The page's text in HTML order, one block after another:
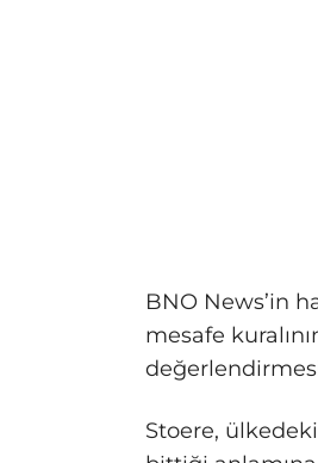
BNO News’in
mesafe
Stoere, ülkedeki